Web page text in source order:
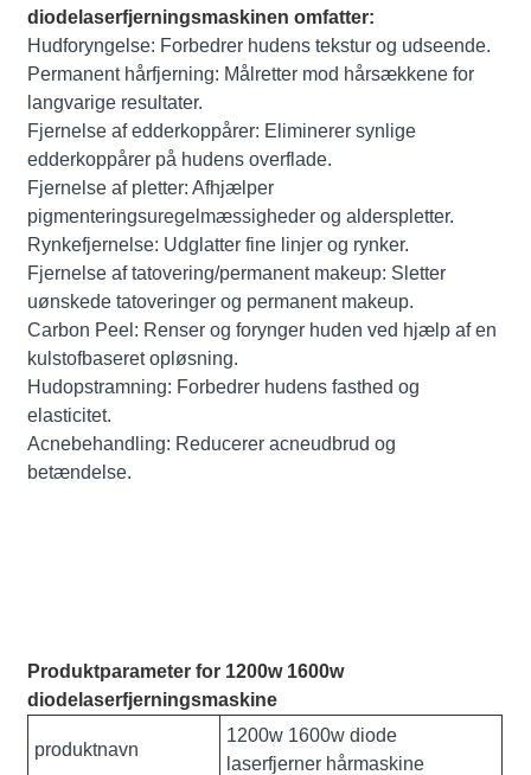
diodelaserfjerningsmaskinen omfatter:
Hudforyngelse: Forbedrer hudens tekstur og udseende.
Permanent hårfjerning: Målretter mod hårsækkene for
langvarige resultater.
Fjernelse af edderkoppårer: Eliminerer synlige
edderkoppårer på hudens overflade.
Fjernelse af pletter: Afhjælper
pigmenteringsuregelmæssigheder og alderspletter.
Rynkefjernelse: Udglatter fine linjer og rynker.
Fjernelse af tatovering/permanent makeup: Sletter
uønskede tatoveringer og permanent makeup.
Carbon Peel: Renser og forynger huden ved hjælp af en
kulstofbaseret opløsning.
Hudopstramning: Forbedrer hudens fasthed og
elasticitet.
Acnebehandling: Reducerer acneudbrud og
betændelse.
Produktparameter for 1200w 1600w
diodelaserfjerningsmaskine
produktnavn
1200w 1600w diode
laserfjerner hårmaskine